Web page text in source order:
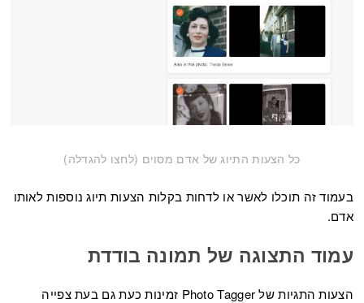
כל הצעות התיוג של אדם מסוים (לחצו להגדלה)
בעמוד זה תוכלו לאשר או לדחות בקלות הצעות תיוג נוספות לאותו
אדם.
עמוד התצוגה של תמונה בודדת
הצעות התגיות של Photo Tagger זמינות כעת גם בעת צפייה